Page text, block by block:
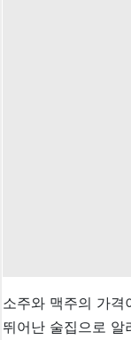
소주와 맥주의 가
뛰어난 술집으로 알